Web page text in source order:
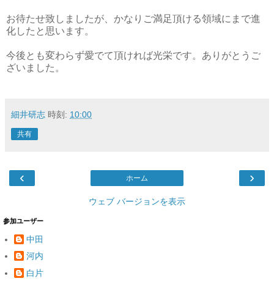
お待たせ致しましたが、かなりご満足頂ける領域にまで進
化したと思います。
今後とも変わらず愛でて頂ければ光栄です。ありがとうご
ざいました。
細井研志 時刻: 10:00
共有
‹ ›
ホーム
ウェブ バージョンを表示
参加ユーザー
中田
河内
白片